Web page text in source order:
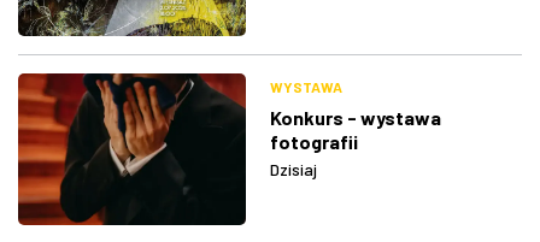
WYSTAWA
Konkurs - wystawa
fotografii
Dzisiaj